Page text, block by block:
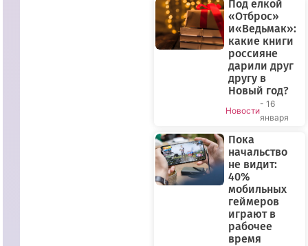
ПРЯМОЙ
ЭФИР
Под ёлкой
«Отброс»
и«Ведьмак»:
какие книги
россияне
дарили друг
другу в
Новый год?
Новости
- 16
января
Пока
начальство
не видит:
40%
мобильных
геймеров
играют в
рабочее
время